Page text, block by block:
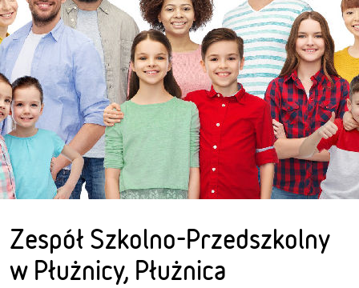
Zespół Szkolno-Przedszkolny
w Płużnicy, Płużnica